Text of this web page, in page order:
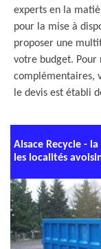
experts en la
pour la mise à
proposer une
votre budget.
complémentaires,
le devis est établi
Alsace Recycle -
les localités